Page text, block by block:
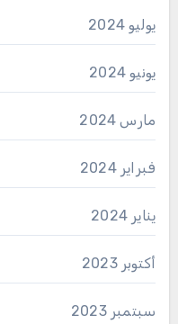
يوليو 2024
يونيو 2024
مارس 2024
فبراير 2024
يناير 2024
أكتوبر 2023
سبتمبر 2023